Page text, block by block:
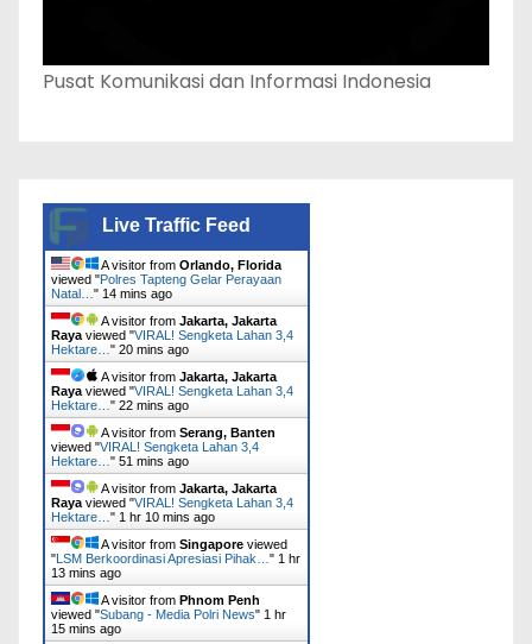
Pusat Komunikasi dan Informasi Indonesia
Live Traffic Feed
A visitor from Orlando, Florida
viewed "Polres Tapteng Gelar Perayaan
Natal… " 14 mins ago
A visitor from Jakarta, Jakarta
Raya viewed "VIRAL! Sengketa Lahan 3,4
Hektare… " 20 mins ago
A visitor from Jakarta, Jakarta
Raya viewed "VIRAL! Sengketa Lahan 3,4
Hektare… " 22 mins ago
A visitor from Serang, Banten
viewed "VIRAL! Sengketa Lahan 3,4
Hektare… " 51 mins ago
A visitor from Jakarta, Jakarta
Raya viewed "VIRAL! Sengketa Lahan 3,4
Hektare… " 1 hr 10 mins ago
A visitor from Singapore viewed
"LSM Berkoordinasi Apresiasi Pihak… " 1 hr
13 mins ago
A visitor from Phnom Penh
viewed "Subang - Media Polri News" 1 hr
15 mins ago